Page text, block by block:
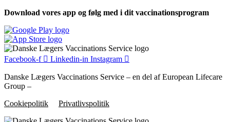
Download vores app og følg med i dit vaccinationsprogram
Facebook-f Linkedin-in Instagram
Danske Lægers Vaccinations Service – en del af European Lifecare
Group –
Cookiepolitik
Privatlivspolitik